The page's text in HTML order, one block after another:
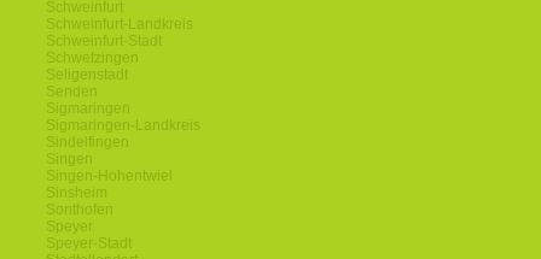
Schweinfurt
Schweinfurt-Landkreis
Schweinfurt-Stadt
Schwetzingen
Seligenstadt
Senden
Sigmaringen
Sigmaringen-Landkreis
Sindelfingen
Singen
Singen-Hohentwiel
Sinsheim
Sonthofen
Speyer
Speyer-Stadt